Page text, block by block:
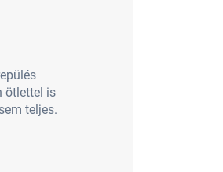
ötlettel is
teljes.